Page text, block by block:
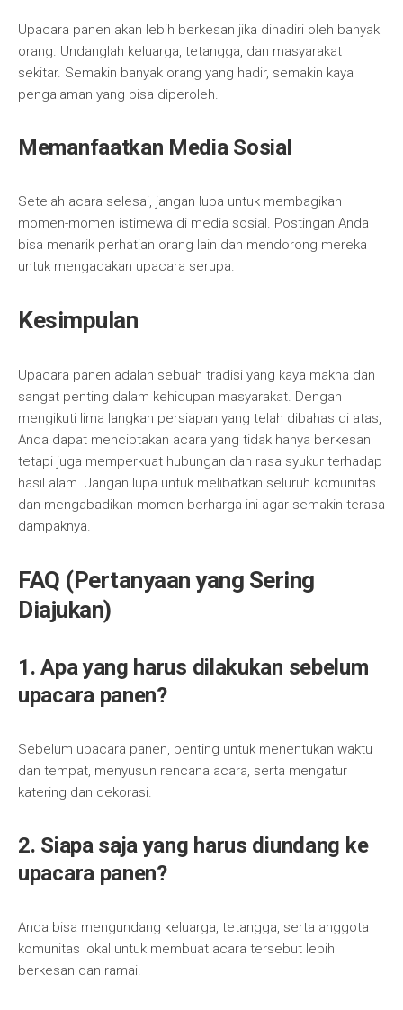
Upacara panen akan lebih berkesan jika dihadiri oleh banyak
orang. Undanglah keluarga, tetangga, dan masyarakat
sekitar. Semakin banyak orang yang hadir, semakin kaya
pengalaman yang bisa diperoleh.
Memanfaatkan Media Sosial
Setelah acara selesai, jangan lupa untuk membagikan
momen-momen istimewa di media sosial. Postingan Anda
bisa menarik perhatian orang lain dan mendorong mereka
untuk mengadakan upacara serupa.
Kesimpulan
Upacara panen adalah sebuah tradisi yang kaya makna dan
sangat penting dalam kehidupan masyarakat. Dengan
mengikuti lima langkah persiapan yang telah dibahas di atas,
Anda dapat menciptakan acara yang tidak hanya berkesan
tetapi juga memperkuat hubungan dan rasa syukur terhadap
hasil alam. Jangan lupa untuk melibatkan seluruh komunitas
dan mengabadikan momen berharga ini agar semakin terasa
dampaknya.
FAQ (Pertanyaan yang Sering
Diajukan)
1. Apa yang harus dilakukan sebelum
upacara panen?
Sebelum upacara panen, penting untuk menentukan waktu
dan tempat, menyusun rencana acara, serta mengatur
katering dan dekorasi.
2. Siapa saja yang harus diundang ke
upacara panen?
Anda bisa mengundang keluarga, tetangga, serta anggota
komunitas lokal untuk membuat acara tersebut lebih
berkesan dan ramai.